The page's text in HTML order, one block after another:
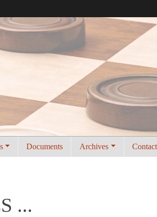
Documents Archives Contact
...